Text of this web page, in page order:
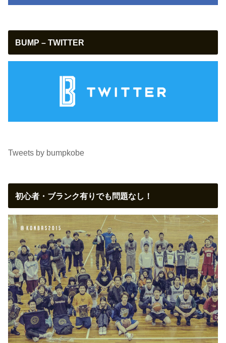
BUMP – TWITTER
Tweets by bumpkobe
初心者・ブランク有りでも問題なし！